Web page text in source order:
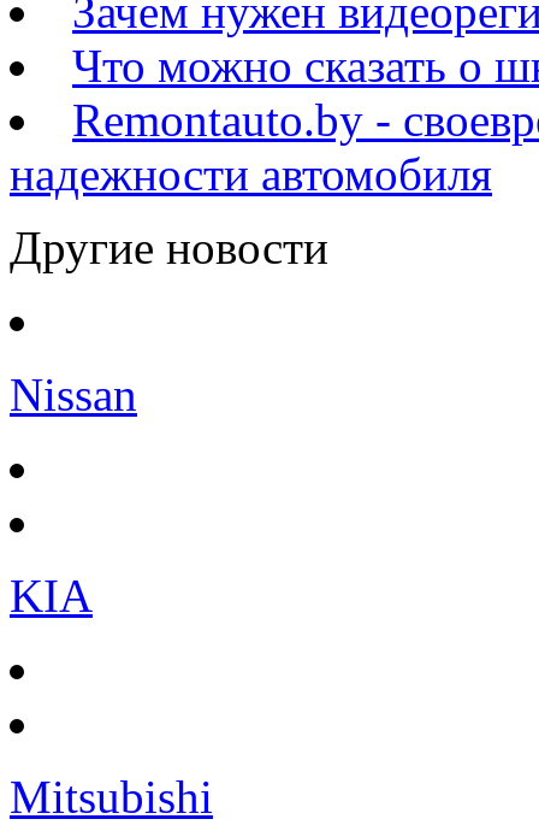
Зачем нужен
Что можно сказать о
Remontauto.by -
надежности автомобиля
Другие новости
Nissan
KIA
Mitsubishi